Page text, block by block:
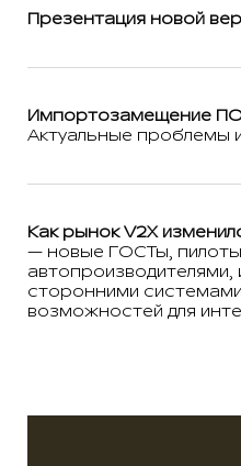
Презентация новой
Импортозамещение
Актуальные проблемы
Как рынок V2X
— новые ГОСТы,
автопроизводителями,
сторонними
возможностей для